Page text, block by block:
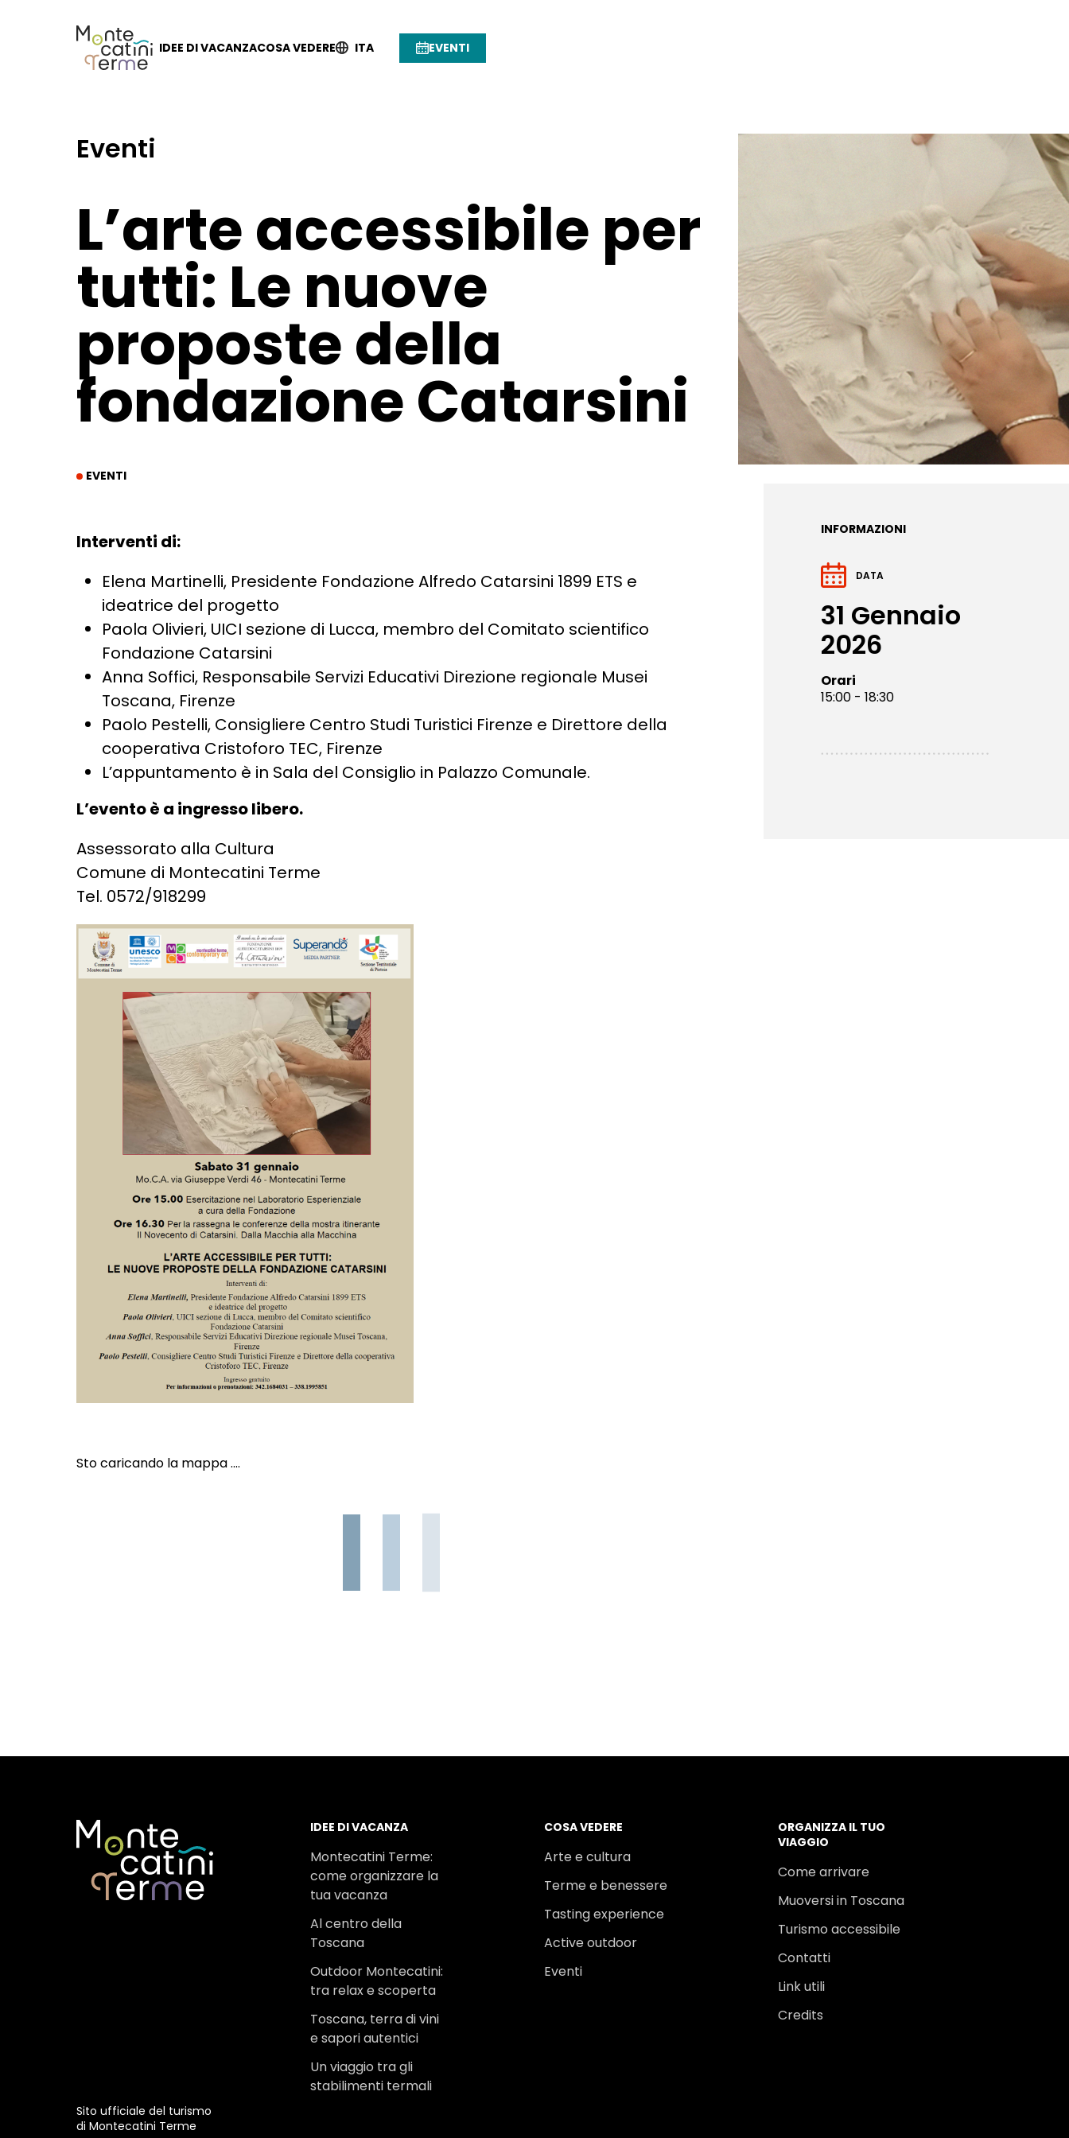
IDEE DI VACANZACOSA VEDERE ITA EVENTI
Eventi
L’arte accessibile per
tutti: Le nuove
proposte della
fondazione Catarsini
EVENTI
Interventi di:
Elena Martinelli, Presidente Fondazione Alfredo Catarsini 1899 ETS e
ideatrice del progetto
Paola Olivieri, UICI sezione di Lucca, membro del Comitato scientifico
Fondazione Catarsini
Anna Soffici, Responsabile Servizi Educativi Direzione regionale Musei
Toscana, Firenze
Paolo Pestelli, Consigliere Centro Studi Turistici Firenze e Direttore della
cooperativa Cristoforo TEC, Firenze
L’appuntamento è in Sala del Consiglio in Palazzo Comunale.
L’evento è a ingresso libero.
Assessorato alla Cultura
Comune di Montecatini Terme
Tel. 0572/918299
Sto caricando la mappa ....
INFORMAZIONI
DATA
31 Gennaio
2026
Orari
15:00 - 18:30
Sito ufficiale del turismo
di Montecatini Terme
IDEE DI VACANZA
Montecatini Terme:
come organizzare la
tua vacanza
Al centro della
Toscana
Outdoor Montecatini:
tra relax e scoperta
Toscana, terra di vini
e sapori autentici
Un viaggio tra gli
stabilimenti termali
COSA VEDERE
Arte e cultura
Terme e benessere
Tasting experience
Active outdoor
Eventi
ORGANIZZA IL TUO
VIAGGIO
Come arrivare
Muoversi in Toscana
Turismo accessibile
Contatti
Link utili
Credits